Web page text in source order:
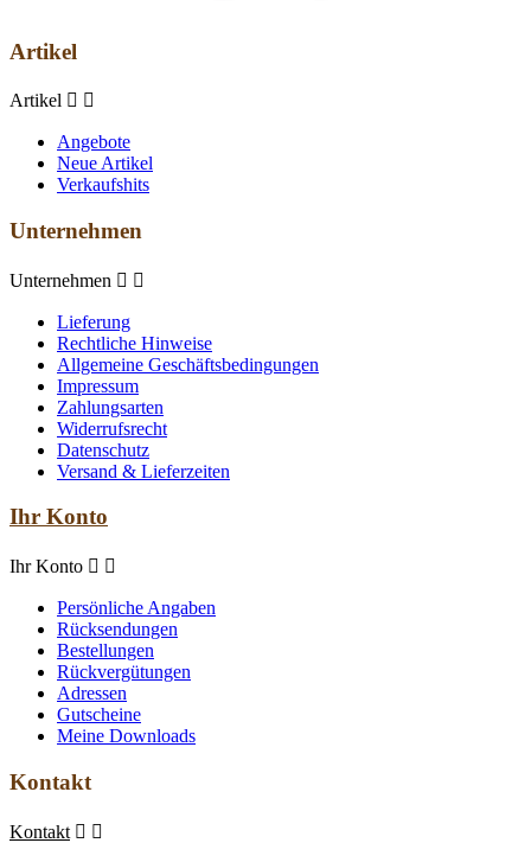
Artikel
Artikel  
Angebote
Neue Artikel
Verkaufshits
Unternehmen
Unternehmen  
Lieferung
Rechtliche Hinweise
Allgemeine Geschäftsbedingungen
Impressum
Zahlungsarten
Widerrufsrecht
Datenschutz
Versand & Lieferzeiten
Ihr Konto
Ihr Konto  
Persönliche Angaben
Rücksendungen
Bestellungen
Rückvergütungen
Adressen
Gutscheine
Meine Downloads
Kontakt
Kontakt  